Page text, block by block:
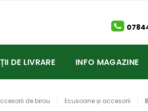
DE LIVRARE INFO MAGAZINE
de birou Ecusoane și accesorii